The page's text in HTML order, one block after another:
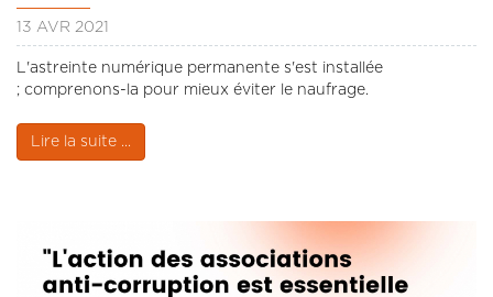
13 AVR 2021
L'astreinte numérique permanente s'est installée
; comprenons-la pour mieux éviter le naufrage.
Lire la suite ...